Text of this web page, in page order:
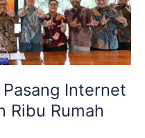
Internet
Ribu Rumah